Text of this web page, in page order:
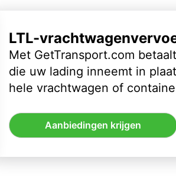
LTL-
Met GetTransport.com
die uw lading inneemt in
hele vrachtwagen of
Aanbiedingen krijgen